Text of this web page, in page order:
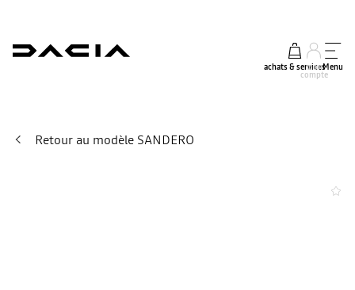
achats & services
mon
compte
Menu
Retour au modèle SANDERO